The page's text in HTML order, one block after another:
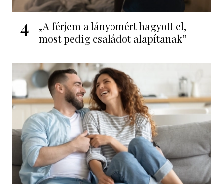
4
„A férjem a lányomért hagyott el,
most pedig családot alapítanak”